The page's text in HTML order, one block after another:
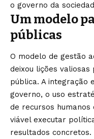
o governo da
Um modelo
públicas
O modelo de gestão
deixou lições
pública. A integração
governo, o uso
de recursos
viável executar
resultados concretos.